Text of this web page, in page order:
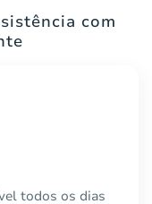
com
todos os dias